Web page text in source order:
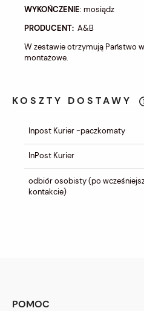
WYKOŃCZENIE: mosiądz
PRODUCENT: A&B
W zestawie otrzymują Państwo
montażowe.
KOSZTY DOSTAWY
KOSZTÓW PŁATNOŚCI
Inpost Kurier -paczkomaty
InPost Kurier
odbiór osobisty(po
kontakcie)
POMOC